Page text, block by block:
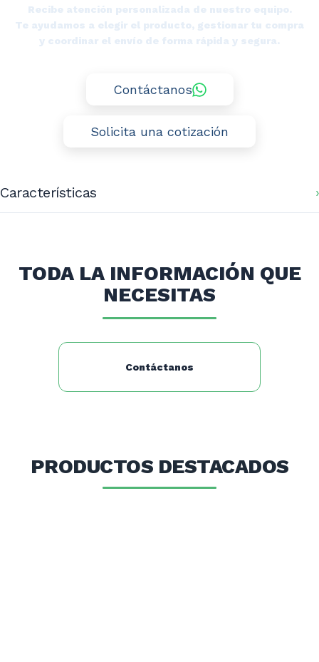
Recibe atención personalizada de nuestro equipo.
Te ayudamos a elegir el producto, gestionar tu compra
y coordinar el envío de forma rápida y segura.
Contáctanos
Solicita una cotización
Características
TODA LA INFORMACIÓN QUE
NECESITAS
Contáctanos
PRODUCTOS DESTACADOS